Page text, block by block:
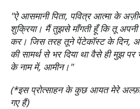
"ऐ आसमानी पिता, पवित्र आत्मा के
शुक्रिया। मैं तुझसे माँगती हूँ कि तू अपनी
कर। जिस तरह तूने पेंटेकॉस्ट के दिन,
की सामर्थ से भर दिया था वैसे ही मुझ
के नाम में, आमीन।"
(*इस प्रोत्साहन के कुछ आयत मेरे
गए हैं)